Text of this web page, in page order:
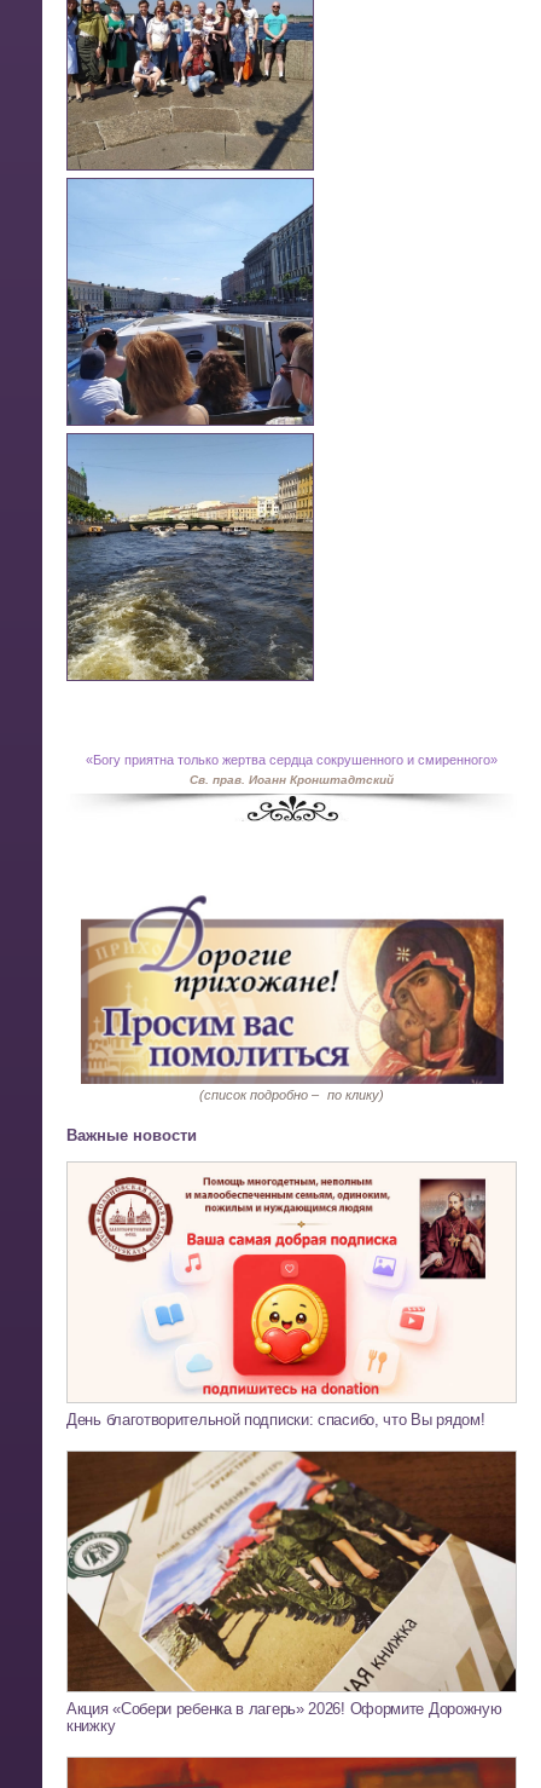
«Богу приятна только жертва сердца сокрушенного и смиренного»
Св. прав. Иоанн Кронштадтский
(список подробно – по клику)
Важные новости
День благотворительной подписки: спасибо, что Вы рядом!
Акция «Собери ребенка в лагерь» 2026! Оформите Дорожную
книжку